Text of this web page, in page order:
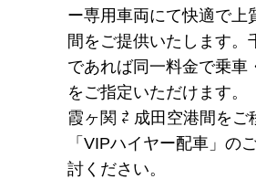
ー専用車両にて快適で上
間をご提供いたします。
であれば同一料金で乗車
をご指定いただけます。
霞ヶ関 ⇄ 成田空港間をご
「VIPハイヤー配車」の
討ください。